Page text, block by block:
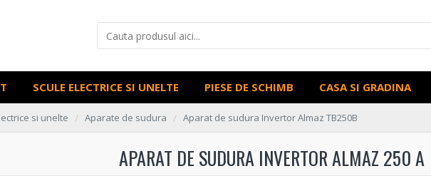
SCULE ELECTRICE SI UNELTE PIESE DE SCHIMB CASA SI GRADINA
si unelte Aparate de sudura Aparat de sudura Invertor Almaz TB250B
APARAT DE SUDURA INVERTOR ALMAZ 250 A